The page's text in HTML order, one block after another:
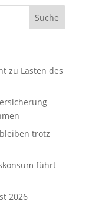
zu Lasten des
trotz
führt
2026